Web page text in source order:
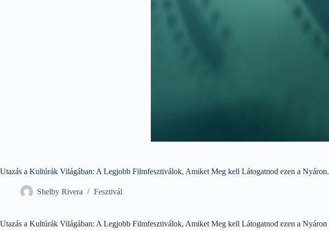
Utazás a Kultúrák Világában: A Legjobb Filmfesztiválok, Amiket Meg kell Látogatnod ezen a Nyáron.
Shelby Rivera Fesztivál
Utazás a Kultúrák Világában: A Legjobb Filmfesztiválok, Amiket Meg kell Látogatnod ezen a Nyáron